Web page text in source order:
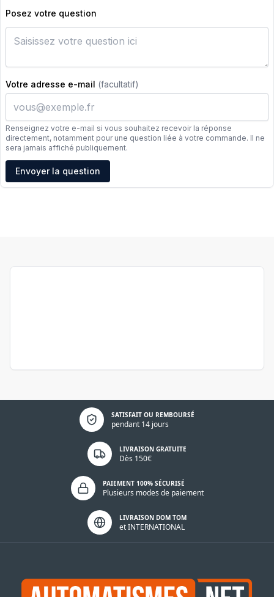
Posez votre question
Votre adresse e-mail (facultatif)
Renseignez votre e-mail si vous souhaitez recevoir la réponse
directement, notamment pour une question liée à votre commande. Il ne
sera jamais affiché publiquement.
Adresse e-mail
Envoyer la question
SATISFAIT OU REMBOURSÉ
pendant 14 jours
Politique de confidentialité
LIVRAISON GRATUITE
Dès 150€
PAIEMENT 100% SÉCURISÉ
Plusieurs modes de paiement
LIVRAISON DOM TOM
et INTERNATIONAL